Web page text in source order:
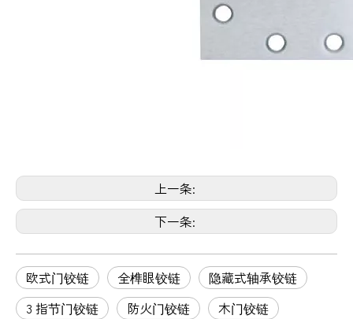
上一条:
下一条:
欧式门铰链 全榫眼铰链
隐藏式轴承铰链
3 指节门铰链
防火门铰链
木门铰链